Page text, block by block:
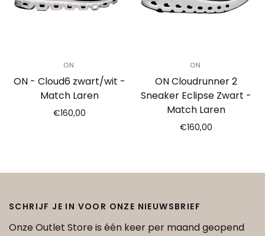
ON
ON - Cloud6 zwart/wit -
Match Laren
€160,00
ON
ON Cloudrunner 2
Sneaker Eclipse Zwart -
Match Laren
€160,00
SCHRIJF JE IN VOOR ONZE NIEUWSBRIEF
Onze Outlet Store is één keer per maand geopend